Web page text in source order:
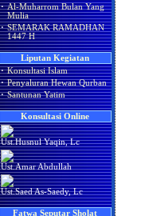
· Al-Muharrom Bulan Yang
Mulia
· SEMARAK RAMADHAN
1447 H
Liputan Kegiatan
· Konsultasi Islam
· Penyaluran Hewan Qurban
· Santunan Yatim
Konsultasi Online
Ust.Husnul Yaqin, Lc
Ust.Amar Abdullah
Ust.Saed As-Saedy, Lc
Fatwa Seputar Sholat